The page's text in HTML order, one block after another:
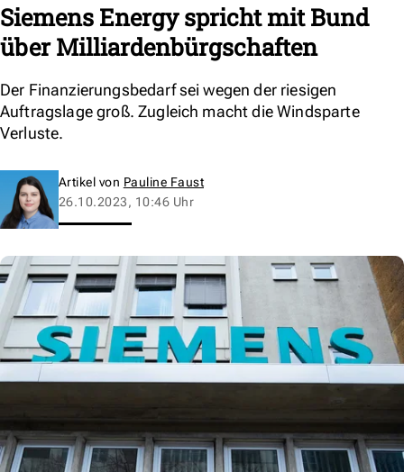
Siemens Energy spricht mit Bund
über Milliardenbürgschaften
Der Finanzierungsbedarf sei wegen der riesigen
Auftragslage groß. Zugleich macht die Windsparte
Verluste.
Artikel von Pauline Faust
26.10.2023, 10:46 Uhr